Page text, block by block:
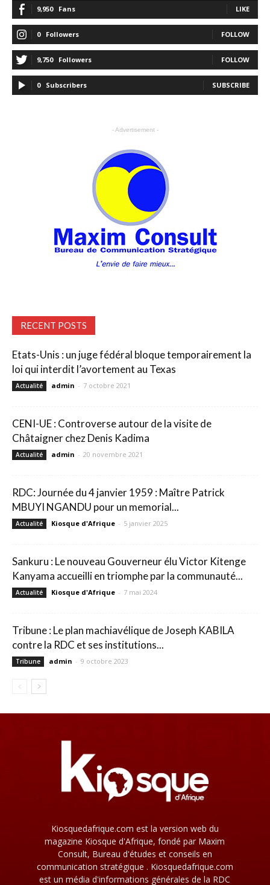
9,950 Fans LIKE
0 Followers FOLLOW
9,750 Followers FOLLOW
0 Subscribers SUBSCRIBE
- Advertisement -
RECENT POSTS
Etats-Unis : un juge fédéral bloque temporairement la
loi qui interdit l’avortement au Texas
Actualité admin - 7 octobre 2021
CENI-UE : Controverse autour de la visite de
Châtaigner chez Denis Kadima
Actualité admin - 20 novembre 2021
RDC: Journée du 4 janvier 1959 : Maître Patrick
MBUYI NGANDU pour un memorial...
Actualité Kiosque d'Afrique - 5 janvier 2025
Sankuru : Le nouveau Gouverneur élu Victor Kitenge
Kanyama accueilli en triomphe par la communauté...
Actualité Kiosque d'Afrique - 7 mai 2024
Tribune : Le plan machiavélique de Joseph KABILA
contre la RDC et ses institutions...
Tribune admin - 9 octobre 2023
Kiosquedafrique.com est la version web du
magazine Kiosque d'Afrique, fondé par Maxim
Consult, Bureau d'études et conseils en
communication stratégique . Kiosquedafrique.com
est un média d'informations générales de la RDC